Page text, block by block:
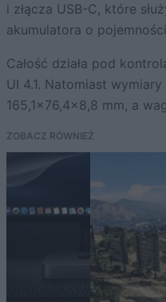
i złącza USB-C, które
akumulatora o
Całość działa pod
UI 4.1. Natomiast
165,1×76,4×8,8 mm, a
ZOBACZ RÓWNIEŻ